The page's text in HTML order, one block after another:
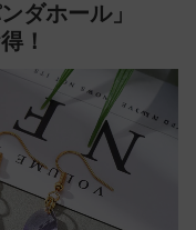
ダホール」
！